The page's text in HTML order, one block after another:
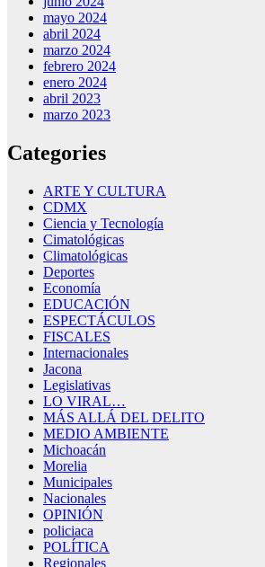
mayo 2024
abril 2024
marzo 2024
febrero 2024
enero 2024
abril 2023
marzo 2023
Categories
ARTE Y CULTURA
CDMX
Ciencia y Tecnología
Cimatológicas
Climatológicas
Deportes
Economía
EDUCACIÓN
ESPECTÁCULOS
FISCALES
Internacionales
Jacona
Legislativas
LO VIRAL…
MÁS ALLÁ DEL DELITO
MEDIO AMBIENTE
Michoacán
Morelia
Municipales
Nacionales
OPINIÓN
policiaca
POLÍTICA
Regionales